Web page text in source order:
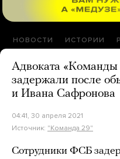
НОВОСТИ ИСТОРИИ
Адвоката
задержали после
и Ивана Сафронова
04:41, 30 апреля 2021
Источник: "Команда 29"
Сотрудники ФСБ